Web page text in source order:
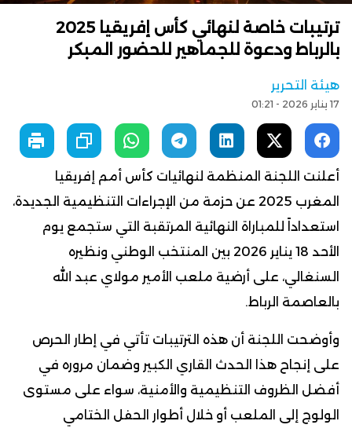
ترتيبات خاصة لنهائي كأس إفريقيا 2025
بالرباط ودعوة للجماهير للحضور المبكر
هيئة التحرير
17 يناير 2026 - 01:21
أعلنت اللجنة المنظمة لنهائيات كأس أمم إفريقيا
المغرب 2025 عن حزمة من الإجراءات التنظيمية الجديدة،
استعداداً للمباراة النهائية المرتقبة التي ستجمع يوم
الأحد 18 يناير 2026 بين المنتخب الوطني ونظيره
السنغالي، على أرضية ملعب الأمير مولاي عبد الله
بالعاصمة الرباط.
وأوضحت اللجنة أن هذه الترتيبات تأتي في إطار الحرص
على إنجاح هذا الحدث القاري الكبير وضمان مروره في
أفضل الظروف التنظيمية والأمنية، سواء على مستوى
الولوج إلى الملعب أو خلال أطوار الحفل الختامي